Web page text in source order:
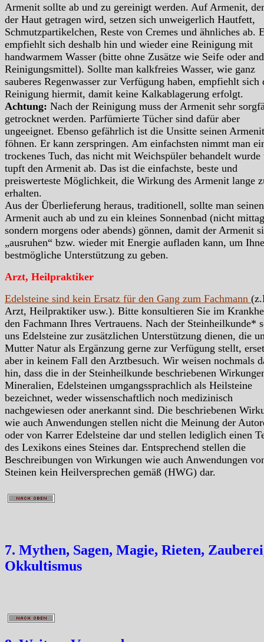
Armenit sollte ab und zu gereinigt werden. Auf Armenit,
der Haut getragen wird, setzen sich unweigerlich Hautfett,
Schmutzpartikelchen, Reste von Cremes und ähnliches ab.
empfiehlt sich deshalb hin und wieder eine Reinigung mit
handwarmem Wasser (bitte ohne Zusätze wie Seife oder
Reinigungsmittel). Sollte man kalkfreies Wasser, wie ganz
sauberes Regenwasser zur Verfügung haben, empfiehlt sich
Reinigung hiermit, damit keine Kalkablagerung erfolgt.
Achtung: Nach der Reinigung muss der Armenit sehr
getrocknet werden. Parfümierte Tücher sind dafür aber
ungeeignet. Ebenso gefährlich ist die Unsitte seinen
föhnen. Er kann zerspringen. Am einfachsten nimmt man
trockenes Tuch, das nicht mit Weichspüler behandelt wurde
tupft den Armenit ab. Das ist die einfachste, beste und
preiswerteste Möglichkeit, die Wirkung des Armenit lange
erhalten.
Aus der Überlieferung heraus, traditionell, sollte man seinen
Armenit auch ab und zu ein kleines Sonnenbad (nicht
sondern morgens oder abends) gönnen, damit der Armenit
„ausruhen“ bzw. wieder mit Energie aufladen kann, um
bestmögliche Unterstützung zu geben.
Arzt, Heilpraktiker
Edelsteine sind kein Ersatz für den Gang zum Fachmann
Arzt, Heilpraktiker usw.). Bitte konsultieren Sie im
den Fachmann Ihres Vertrauens. Nach der Steinheilkunde*
uns Edelsteine zur zusätzlichen Unterstützung dienen, die
Mutter Natur als Ergänzung gerne zur Verfügung stellt,
aber in keinem Fall den Arztbesuch. Wir weisen nochmals
hin, dass die in der Steinheilkunde beschriebenen
Mineralien, Edelsteinen umgangssprachlich als Heilsteine
bezeichnet, weder wissenschaftlich noch medizinisch
nachgewiesen oder anerkannt sind. Die beschriebenen
wie auch Anwendungen stellen nicht die Meinung der
oder von Karrer Edelsteine dar und stellen lediglich einen
des Lexikons eines Steines dar. Entsprechend stellen die
Beschreibungen von Wirkungen wie auch Anwendungen
Steinen kein Heilversprechen gemäß (HWG) dar.
7. Mythen, Sagen, Magie, Rieten,
Okkultismus